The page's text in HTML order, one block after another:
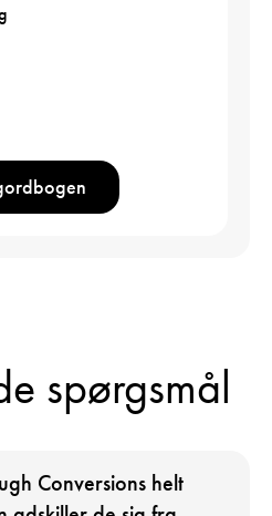
spørgsmål
Conversions helt